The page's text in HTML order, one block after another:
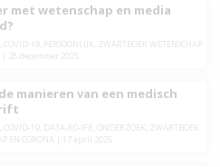
met wetenschap en media
COVID-19, PERSOONLIJK
ZWARTBOEK WETENSCHAP
28 december 2025
manieren van een medisch
COVID-19, DATA-R0-IFR ONDERZOEK
ZWARTBOEK
EN CORONA
17 april 2025